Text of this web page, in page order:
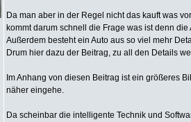
Da man aber in der Regel nicht das kauft was
kommt darum schnell die Frage was ist denn
Außerdem besteht ein Auto aus so viel mehr
Drum hier dazu der Beitrag, zu all den Details
Im Anhang von diesen Beitrag ist ein größeres
näher eingehe.
Da scheinbar die intelligente Technik und